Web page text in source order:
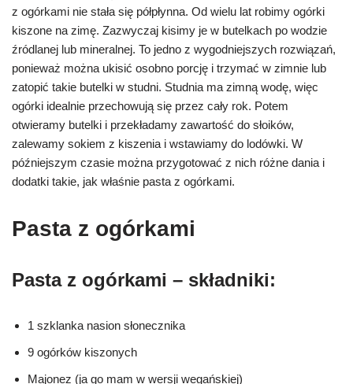
z ogórkami nie stała się półpłynna. Od wielu lat robimy ogórki
kiszone na zimę. Zazwyczaj kisimy je w butelkach po wodzie
źródlanej lub mineralnej. To jedno z wygodniejszych rozwiązań,
ponieważ można ukisić osobno porcję i trzymać w zimnie lub
zatopić takie butelki w studni. Studnia ma zimną wodę, więc
ogórki idealnie przechowują się przez cały rok. Potem
otwieramy butelki i przekładamy zawartość do słoików,
zalewamy sokiem z kiszenia i wstawiamy do lodówki. W
późniejszym czasie można przygotować z nich różne dania i
dodatki takie, jak właśnie pasta z ogórkami.
Pasta z ogórkami
Pasta z ogórkami – składniki:
1 szklanka nasion słonecznika
9 ogórków kiszonych
Majonez (ja go mam w wersji wegańskiej)